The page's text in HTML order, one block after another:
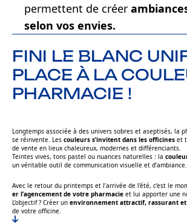
permettent de créer
selon vos envies.
FINI LE BLANC
PLACE À LA
PHARMACIE !
Longtemps associée à des univers sobres et aseptisés, la
se réinvente. Les couleurs s’invitent dans les officines et
de vente en lieux chaleureux, modernes et différenciants.
Teintes vives, tons pastel ou nuances naturelles : la
un véritable outil de communication visuelle et d’ambiance.
Avec le retour du printemps et l’arrivée de l’été, c’est le
er l’agencement de votre pharmacie et lui apporter une
L’objectif ? Créer un environnement attractif, rassurant
de votre officine.